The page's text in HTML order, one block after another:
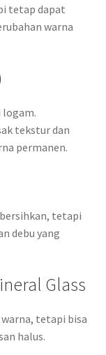
tetap dapat
warna
tekstur dan
permanen.
tetapi
debu yang
Glass
tetapi bisa
halus.